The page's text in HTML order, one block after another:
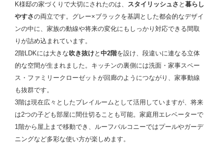
K様邸の家づくりで大切にされたのは、 スタイリッシュさ と 暮らし
やすさの両立です。グレー×ブラックを基調とした都会的なデザイ
ンの中に、家族の動線や将来の変化にもしっかり対応できる間取
りが詰め込まれています。
2階LDKには大きな吹き抜けと 中2階を設け、段違いに連なる立体
的な空間が生まれました。キッチンの裏側には洗面・家事スペー
ス・ファミリークローゼットが回廊のようにつながり、家事動線
も抜群です。
3階は現在広々としたプレイルームとして活用していますが、将来
は2つの子ども部屋に間仕切ることも可能。家庭用エレベーターで
1階から屋上まで移動でき、ルーフバルコニーではプールやガーデ
ニングなど多彩な使い方が楽しめます。